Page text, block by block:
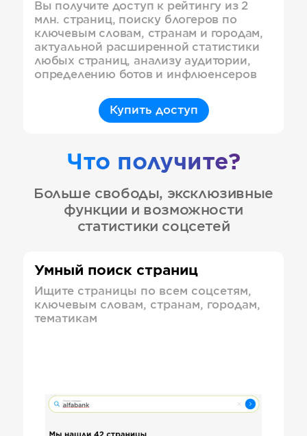
Вы получите доступ к рейтингу из 2
млн. страниц, поиску блогеров по
ключевым словам, странам и городам,
актуальной расширенной статистики
любых страниц, анализу аудитории,
определению ботов и инфлюенсеров
Купить доступ
Что получите?
Больше свободы, эксклюзивные
функции и возможности
статистики соцсетей
Умный поиск страниц
Ищите страницы по всем соцсетям,
ключевым словам, странам, городам,
тематикам